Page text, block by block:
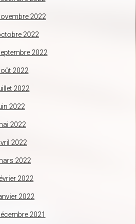
2022
2022
2022
2022
2022
2022
2022
2022
2022
2022
2022
2021